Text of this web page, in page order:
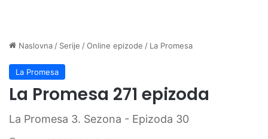
Naslovna / Serije /Online epizode / La Promesa
La Promesa
La Promesa 271 epizoda
La Promesa 3. Sezona - Epizoda 30